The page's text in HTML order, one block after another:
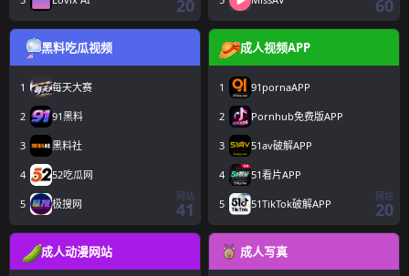
20 60
黑料吃瓜视频
1 每天大赛
2 91黑料
3 黑料社
4 52吃瓜网
5 极搜网
网站
41
成人视频APP
1 91pornaAPP
2 Pornhub免费版APP
3 51av破解APP
4 51看片APP
5 51TikTok破解APP
网站
20
成人动漫网站 成人写真